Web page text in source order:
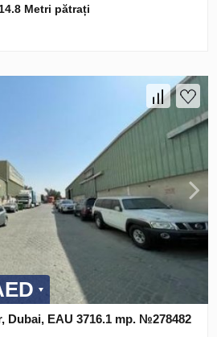
Metri pătrați
Dubai, EAU 3716.1 mp. №278482